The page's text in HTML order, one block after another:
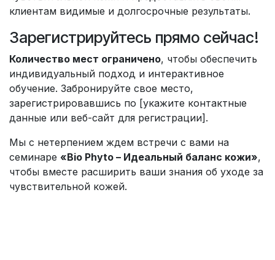
клиентам видимые и долгосрочные результаты.
Зарегистрируйтесь прямо сейчас!
Количество мест ограничено, чтобы обеспечить
индивидуальный подход и интерактивное
обучение. Забронируйте свое место,
зарегистрировавшись по [укажите контактные
данные или веб-сайт для регистрации].
Мы с нетерпением ждем встречи с вами на
семинаре «Bio Phyto – Идеальный баланс кожи»,
чтобы вместе расширить ваши знания об уходе за
чувствительной кожей.